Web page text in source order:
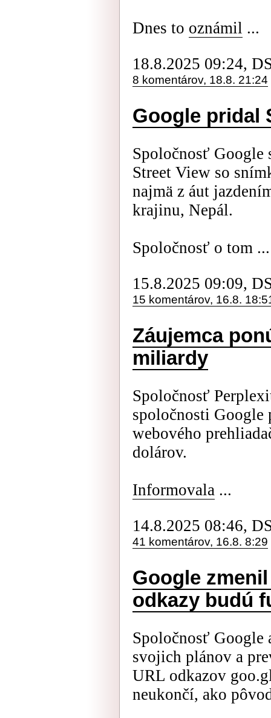
Dnes to oznámil ...
18.8.2025 09:24,
8 komentárov, 18.8. 21:24
Google pridal
Spoločnosť Google
Street View so
najmä z áut
krajinu, Nepál.
Spoločnosť o tom ...
15.8.2025 09:09,
15 komentárov, 16.8.
Záujemca
miliardy
Spoločnosť
spoločnosti Google
webového
dolárov.
Informovala ...
14.8.2025 08:46,
41 komentárov, 16.8. 8:29
Google
odkazy budú
Spoločnosť Google
svojich plánov a
URL odkazov
neukončí, ako